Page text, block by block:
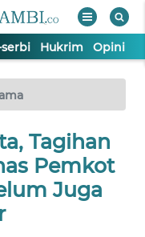
Hukrim Opini
Tagihan
Pemkot
Juga